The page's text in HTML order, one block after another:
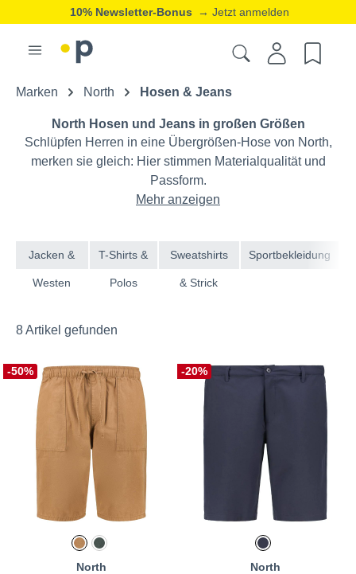
10% Newsletter-Bonus → Jetzt anmelden
Marken North Hosen & Jeans
North Hosen und Jeans in großen Größen
Schlüpfen Herren in eine Übergrößen-Hose von North,
merken sie gleich: Hier stimmen Materialqualität und
Passform.
Mehr anzeigen
Jacken &
Westen
T-Shirts &
Polos
Sweatshirts
& Strick
Sportbekleidung
8 Artikel gefunden
-50%
North
-20%
North